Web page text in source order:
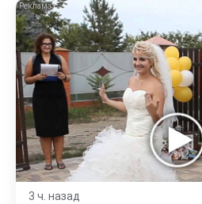
3 ч. назад